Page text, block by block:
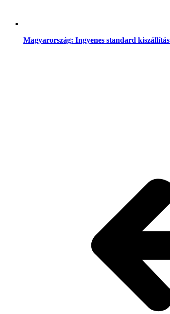
Magyarország: Ingyenes standard kiszállítás